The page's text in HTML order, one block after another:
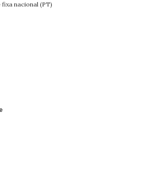
nacional (PT)